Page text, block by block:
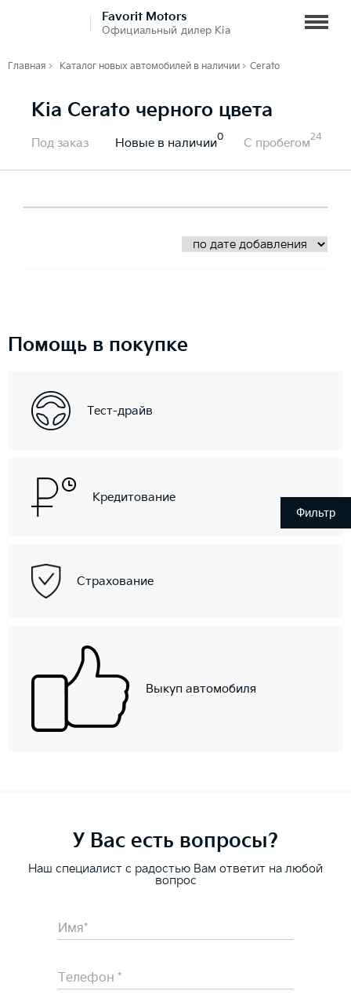
Favorit Motors
Официальный дилер Kia
Главная Каталог новых автомобилей в наличии Cerato
Фильтр
Kia Cerato черного цвета
Под заказ Новые в наличии0 С пробегом24
Помощь в покупке
Тест-драйв
Кредитование
Страхование
Выкуп автомобиля
У Вас есть вопросы?
Наш специалист с радостью Вам ответит на любой
вопрос